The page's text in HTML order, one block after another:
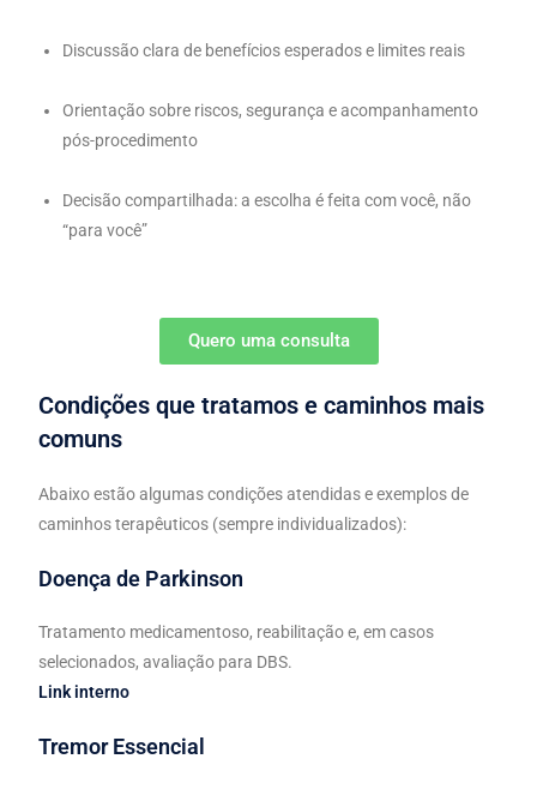
Discussão clara de benefícios esperados e limites reais
Orientação sobre riscos, segurança e acompanhamento
pós-procedimento
Decisão compartilhada: a escolha é feita com você, não
“para você”
Quero uma consulta
Condições que tratamos e caminhos mais
comuns
Abaixo estão algumas condições atendidas e exemplos de
caminhos terapêuticos (sempre individualizados):
Doença de Parkinson
Tratamento medicamentoso, reabilitação e, em casos
selecionados, avaliação para DBS.
Link interno
Tremor Essencial